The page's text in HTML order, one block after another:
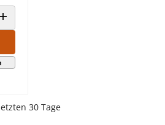
ANZAHL ERHÖHEN
30 Tage